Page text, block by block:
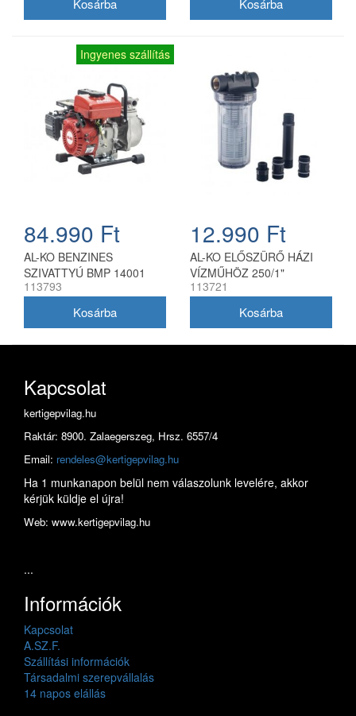
Ingyenes szállítás
84.990 Ft
AL-KO BENZINES
SZIVATTYÚ BMP 14001
113793
12.990 Ft
AL-KO ELŐSZÜRŐ HÁZI
VÍZMŰHÖZ 250/1"
113721
Kapcsolat
kertigepvilag.hu
Raktár: 8900. Zalaegerszeg, Hrsz. 6557/4
Email: rendeles@kertigepvilag.hu
Ha 1 munkanapon belül nem válaszolunk levelére, akkor
kérjük küldje el újra!
Web: www.kertigepvilag.hu
...
Információk
Kapcsolat
A.SZ.F.
Szállítási információk
Társadalmi szerepvállalás
14 napos elállás